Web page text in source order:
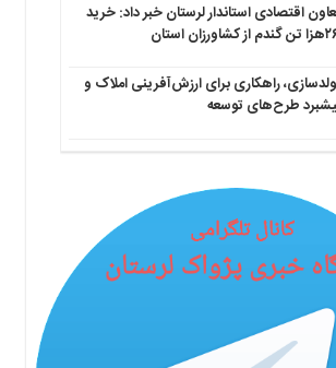
اقتصادی استاندار لرستان خبر داد: خرید
استان
راهکاری برای ارزش‌آفرینی املاک و
طرح‌های توسعه